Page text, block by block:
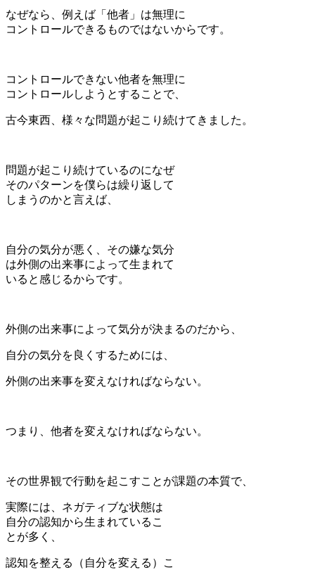
なぜなら、例えば「他者」は無理に
コントロールできるものではないからです。
コントロールできない他者を無理に
コントロールしようとすることで、
古今東西、様々な問題が起こり続けてきました。
問題が起こり続けているのになぜ
そのパターンを僕らは繰り返して
しまうのかと言えば、
自分の気分が悪く、その嫌な気分
は外側の出来事によって生まれて
いると感じるからです。
外側の出来事によって気分が決まるのだから、
自分の気分を良くするためには、
外側の出来事を変えなければならない。
つまり、他者を変えなければならない。
その世界観で行動を起こすことが課題の本質で、
実際には、ネガティブな状態は
自分の認知から生まれているこ
とが多く、
認知を整える（自分を変える）こ